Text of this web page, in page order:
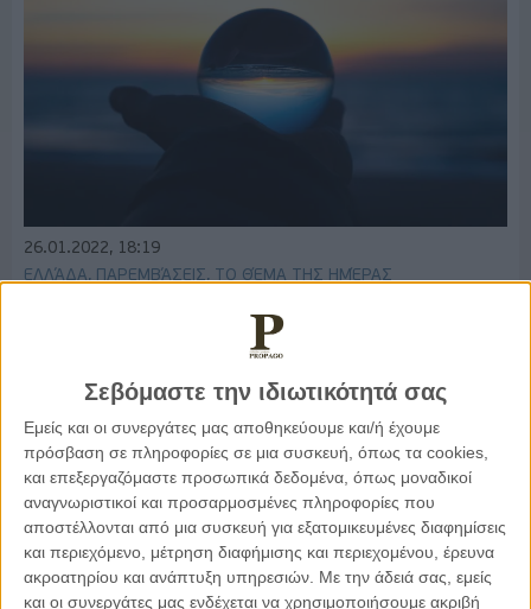
Σεβόμαστε την ιδιωτικότητά σας
Εμείς και οι συνεργάτες μας αποθηκεύουμε και/ή έχουμε
πρόσβαση σε πληροφορίες σε μια συσκευή, όπως τα cookies,
και επεξεργαζόμαστε προσωπικά δεδομένα, όπως μοναδικοί
αναγνωριστικοί και προσαρμοσμένες πληροφορίες που
αποστέλλονται από μια συσκευή για εξατομικευμένες διαφημίσεις
και περιεχόμενο, μέτρηση διαφήμισης και περιεχομένου, έρευνα
ακροατηρίου και ανάπτυξη υπηρεσιών. Με την άδειά σας, εμείς
και οι συνεργάτες μας ενδέχεται να χρησιμοποιήσουμε ακριβή
26.01.2022, 18:19
ΕΛΛΆΔΑ, ΠΑΡΕΜΒΆΣΕΙΣ, ΤΟ ΘΈΜΑ ΤΗΣ ΗΜΈΡΑΣ